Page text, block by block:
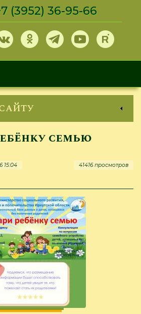
(3952) 36-95-66
семью
15:04 41416 просмотров